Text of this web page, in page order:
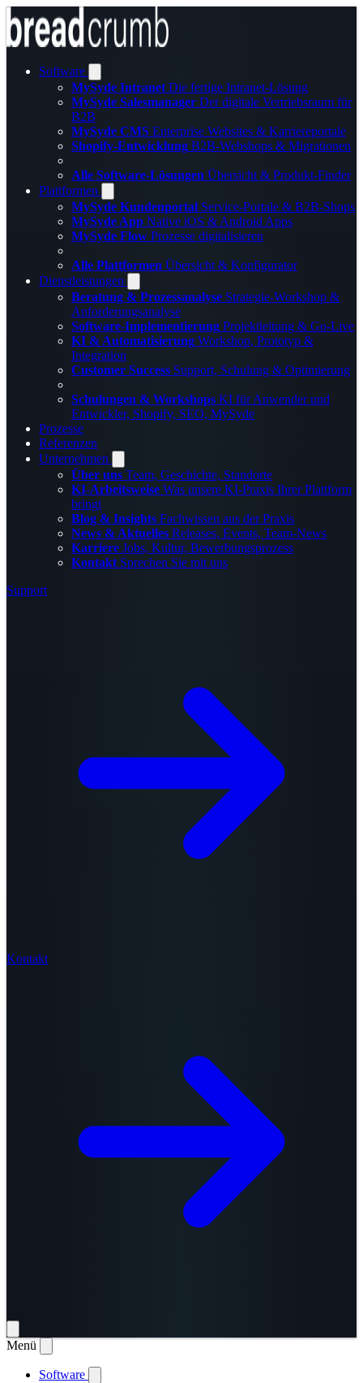
Software
MySyde Intranet Die fertige Intranet-Lösung
MySyde Salesmanager Der digitale Vertriebsraum für
B2B
MySyde CMS Enterprise Websites & Karriereportale
Shopify-Entwicklung B2B-Webshops & Migrationen
Alle Software-Lösungen Übersicht & Produkt-Finder
Plattformen
MySyde Kundenportal Service-Portale & B2B-Shops
MySyde App Native iOS & Android Apps
MySyde Flow Prozesse digitalisieren
Alle Plattformen Übersicht & Konfigurator
Dienstleistungen
Beratung & Prozessanalyse Strategie-Workshop &
Anforderungsanalyse
Software-Implementierung Projektleitung & Go-Live
KI & Automatisierung Workshop, Prototyp &
Integration
Customer Success Support, Schulung & Optimierung
Schulungen & Workshops KI für Anwender und
Entwickler, Shopify, SEO, MySyde
Prozesse
Referenzen
Unternehmen
Über uns Team, Geschichte, Standorte
KI-Arbeitsweise Was unsere KI-Praxis Ihrer Plattform
bringt
Blog & Insights Fachwissen aus der Praxis
News & Aktuelles Releases, Events, Team-News
Karriere Jobs, Kultur, Bewerbungsprozess
Kontakt Sprechen Sie mit uns
Support
Kontakt
Menü
Software